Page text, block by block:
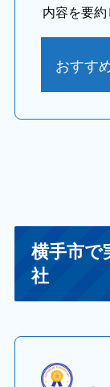
内容を要約
おすす
横手市で
社